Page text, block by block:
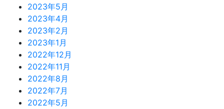
2023年5月
2023年4月
2023年2月
2023年1月
2022年12月
2022年11月
2022年8月
2022年7月
2022年5月